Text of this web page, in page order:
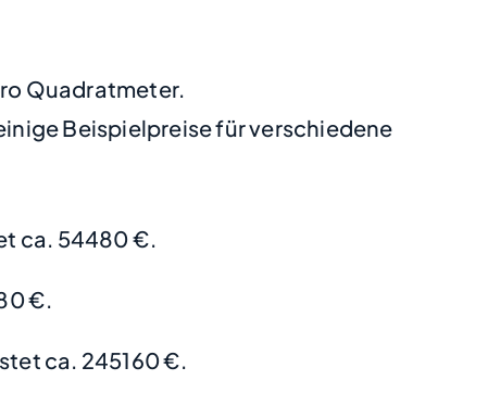
Quadratmeter.
Beispielpreise für verschiedene
ca. 54480 €.
€.
ca. 245160 €.